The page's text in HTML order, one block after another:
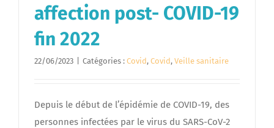
affection post- COVID-19
fin 2022
22/06/2023 Catégories : Covid, Covid, Veille sanitaire
Depuis le début de l’épidémie de COVID-19, des
personnes infectées par le virus du SARS-CoV-2